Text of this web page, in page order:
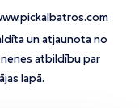
un atjaunota no
atbildību par
lapā.